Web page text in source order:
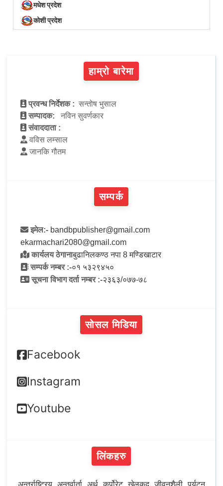
मधेश प्रदेश
कोशी प्रदेश
हाम्रो बारेमा
प्रवन्ध निर्देशक : सन्तोष भुसाल
सम्पादक:
नविन सुवर्णकार
संवाददाता :
वविस लम्साल
जानकि गौतम
सम्पर्क
इमेल:- bandbpublisher@gmail.com
ekarmachari2080@gmail.com
कार्यलय ठेगानाबुढानिलकण्ठ नपा 8 मण्डिखाटार
सम्पर्क नम्बर :-०१ ५३२९४५०
सूचना विभाग दर्ता नम्बर :-२३६३/०७७-७८
सोसल मिडिया
Facebook
Instagram
Youtube
लिंकहरु